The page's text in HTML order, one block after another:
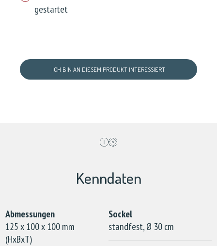
gestartet
ICH BIN AN DIESEM PRODUKT INTERESSIERT
Kenndaten
Abmessungen
125 x 100 x 100 mm
(HxBxT)
Sockel
standfest, Ø 30 cm